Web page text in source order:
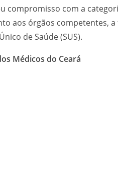
compromisso com a
aos órgãos competentes,
de Saúde (SUS).
Médicos do Ceará